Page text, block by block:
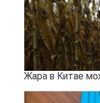
Жара в Китае